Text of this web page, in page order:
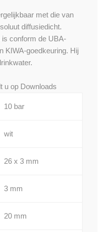
met die van
diffusiedicht.
is conform de UBA-
KIWA-goedkeuring. Hij
u op Downloads
10 bar
wit
26 x 3 mm
3 mm
20 mm